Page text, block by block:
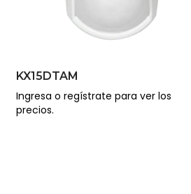
KX15DTAM
Ingresa o regístrate para ver los
precios.